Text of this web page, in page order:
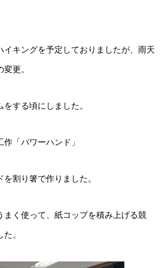
イキングを予定しておりましたが、雨天
更。
する頃にしました。
「パワーハンド」
割り箸で作りました。
まく使って、紙コップを積み上げる競
。